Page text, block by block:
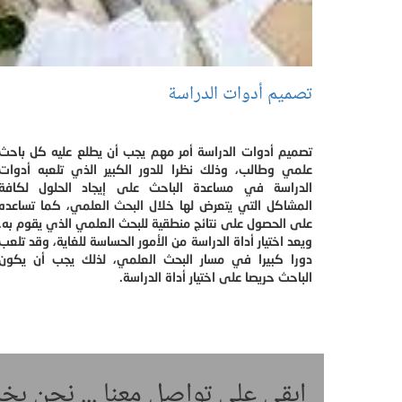
تصميم أدوات الدراسة
تصميم أدوات الدراسة أمر مهم يجب أن يطلع عليه كل
علمي وطالب، وذلك نظرا للدور الكبير الذي تلعبه
الدراسة في مساعدة الباحث على إيجاد الحلول
المشاكل التي يتعرض لها خلال البحث العلمي، كما
على الحصول على نتائج منطقية للبحث العلمي الذي يقوم
ويعد اختيار أداة الدراسة من الأمور الحساسة للغاية، وقد
دورا كبيرا في مسار البحث العلمي، لذلك يجب أن
الباحث حريصا على اختيار أداة الدراسة.